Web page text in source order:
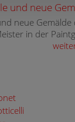
und neue
neue Gemälde
in der